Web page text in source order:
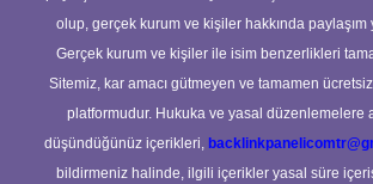
olup, gerçek kurum ve kişiler hakkında paylaşım
Gerçek kurum ve kişiler ile isim benzerlikleri
Sitemiz, kar amacı gütmeyen ve tamamen
platformudur. Hukuka ve yasal düzenlemelere
düşündüğünüz içerikleri,
bildirmeniz halinde, ilgili içerikler yasal süre